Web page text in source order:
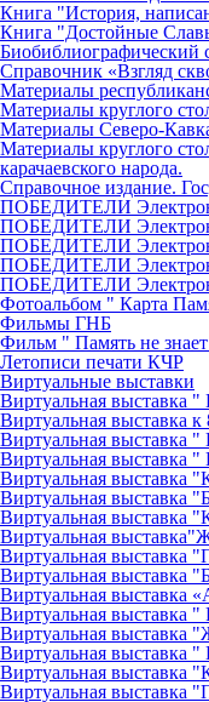
Книга "История,
Книга "Достойные
Биобиблиографический
Справочник «Взгляд
Материалы
Материалы круглого
Материалы Северо-
Материалы круглого
карачаевского народа.
Справочное издание.
ПОБЕДИТЕЛИ
ПОБЕДИТЕЛИ
ПОБЕДИТЕЛИ
ПОБЕДИТЕЛИ
ПОБЕДИТЕЛИ
Фотоальбом " Карта
Фильмы ГНБ
Фильм " Память не знает
Летописи печати КЧР
Виртуальные выставки
Виртуальная выставка
Виртуальная выставка к
Виртуальная выставка
Виртуальная выставка
Виртуальная выставка
Виртуальная выставка
Виртуальная выставка
Виртуальная
Виртуальная выставка
Виртуальная выставка
Виртуальная выставка
Виртуальная выставка
Виртуальная выставка
Виртуальная выставка
Виртуальная выставка
Виртуальная выставка